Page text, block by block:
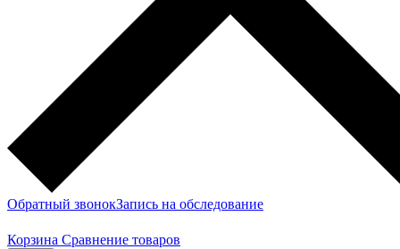
Обратный звонокЗапись на обследование
Корзина Сравнение товаров